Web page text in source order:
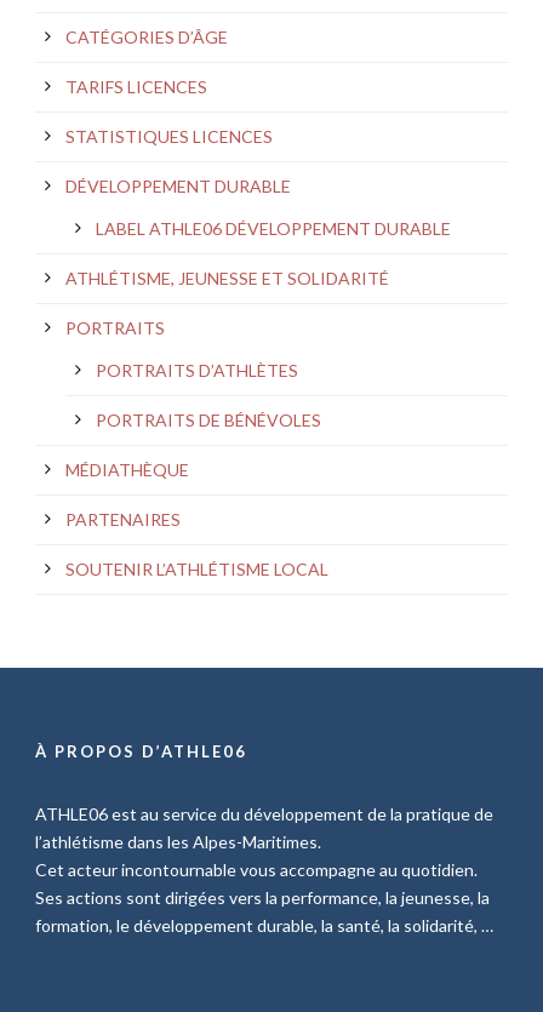
CATÉGORIES D’ÂGE
TARIFS LICENCES
STATISTIQUES LICENCES
DÉVELOPPEMENT DURABLE
LABEL ATHLE06 DÉVELOPPEMENT DURABLE
ATHLÉTISME, JEUNESSE ET SOLIDARITÉ
PORTRAITS
PORTRAITS D’ATHLÈTES
PORTRAITS DE BÉNÉVOLES
MÉDIATHÈQUE
PARTENAIRES
SOUTENIR L’ATHLÉTISME LOCAL
À PROPOS D’ATHLE06
ATHLE06 est au service du développement de la pratique de
l’athlétisme dans les Alpes-Maritimes.
Cet acteur incontournable vous accompagne au quotidien.
Ses actions sont dirigées vers la performance, la jeunesse, la
formation, le développement durable, la santé, la solidarité, …